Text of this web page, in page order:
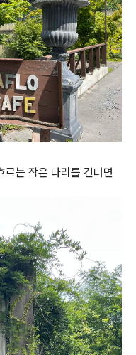
르는 작은 다리를 건너면